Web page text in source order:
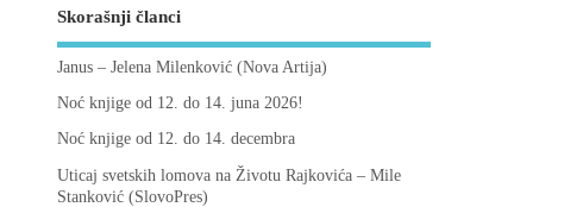
Skorašnji članci
Janus – Jelena Milenković (Nova Artija)
Noć knjige od 12. do 14. juna 2026!
Noć knjige od 12. do 14. decembra
Uticaj svetskih lomova na Životu Rajkovića – Mile
Stanković (SlovoPres)